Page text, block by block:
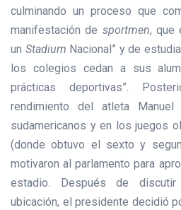
culminando un proceso que
manifestación de sportmen, que
un Stadium Nacional” y de
los colegios cedan a sus
prácticas deportivas”.
rendimiento del atleta Manuel
sudamericanos y en los juegos
(donde obtuvo el sexto y
motivaron al parlamento para
estadio. Después de
ubicación, el presidente decidió